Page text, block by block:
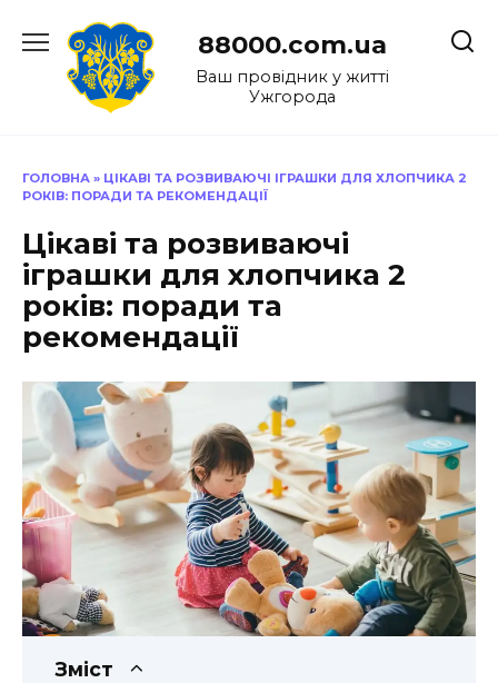
до
88000.com.ua
Ваш провідник у житті
Ужгорода
ГОЛОВНА » ЦІКАВІ ТА РОЗВИВАЮЧІ ІГРАШКИ ДЛЯ ХЛОПЧИКА 2
РОКІВ: ПОРАДИ ТА РЕКОМЕНДАЦІЇ
Цікаві та розвиваючі
іграшки для хлопчика 2
років: поради та
рекомендації
Зміст